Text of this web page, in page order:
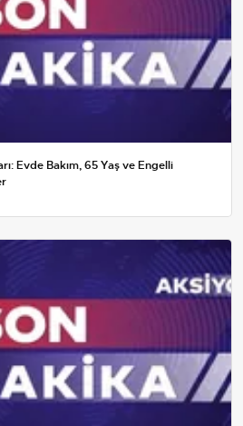
Evde Bakım, 65 Yaş ve Engelli